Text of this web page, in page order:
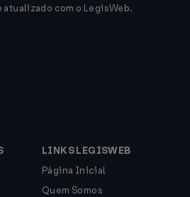
com o LegisWeb.
LINKS LEGISWEB
Página Inicial
Quem Somos